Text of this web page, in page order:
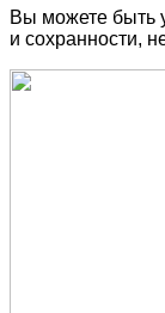
Вы можете быть
и сохранности,